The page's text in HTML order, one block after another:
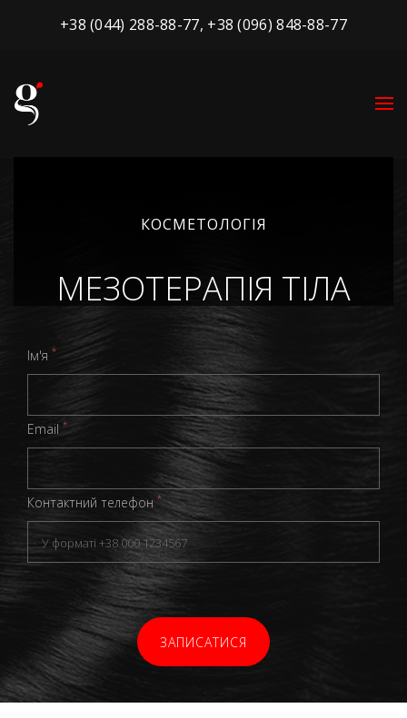
+38 (044) 288-88-77, +38 (096) 848-88-77
КОСМЕТОЛОГІЯ
МЕЗОТЕРАПІЯ ТІЛА
Ім'я *
Email *
Контактний телефон *
ЗАПИСАТИСЯ